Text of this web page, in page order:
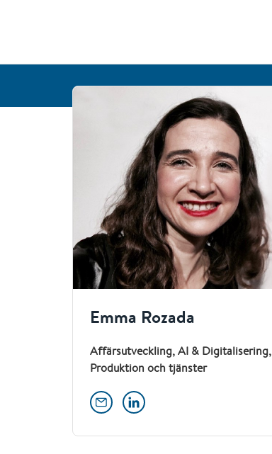
Emma Rozada
Affärsutveckling, AI & Digitalisering,
Produktion och tjänster